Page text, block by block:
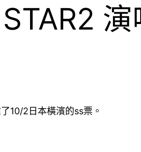
10/2日本橫濱的ss票。